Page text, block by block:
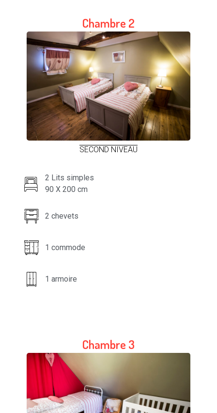
Chambre 2
SECOND NIVEAU
2 Lits simples
90 X 200 cm
2 chevets
1 commode
1 armoire
Chambre 3